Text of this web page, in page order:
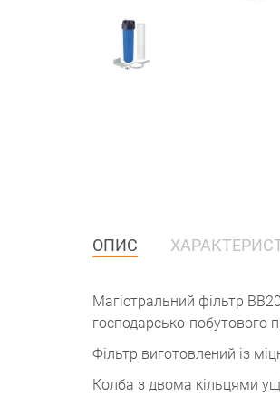
ОПИС
Магістральний фільтр
господарсько-побутового
Фільтр виготовлений із
Колба з двома кільцями